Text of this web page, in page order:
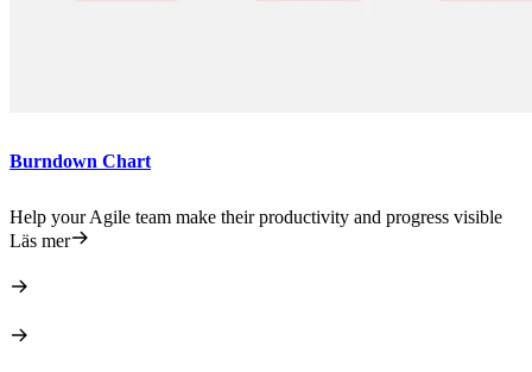
Burndown Chart
Help your Agile team make their productivity and progress visible
Läs mer